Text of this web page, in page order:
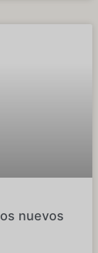
nuevos